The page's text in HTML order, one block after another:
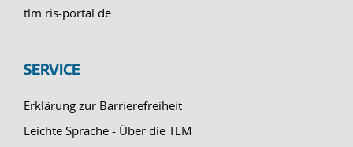
tlm.ris-portal.de
SERVICE
Erklärung zur Barrierefreiheit
Leichte Sprache - Über die TLM